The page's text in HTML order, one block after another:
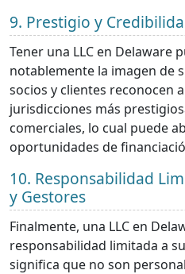
9. Prestigio y
Tener una LLC en Delaware
notablemente la imagen de
socios y clientes reconocen
jurisdicciones más
comerciales, lo cual puede
oportunidades de
10. Responsabilidad
y Gestores
Finalmente, una LLC en
responsabilidad limitada a
significa que no son